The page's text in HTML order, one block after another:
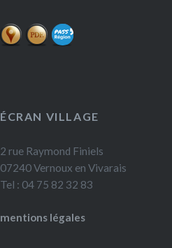
ÉCRAN VILLAGE
2 rue Raymond Finiels
07240 Vernoux en Vivarais
Tel : 04 75 82 32 83
mentions légales